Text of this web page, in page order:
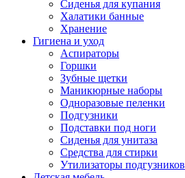
Сиденья для купания
Халатики банные
Хранение
Гигиена и уход
Аспираторы
Горшки
Зубные щетки
Маникюрные наборы
Одноразовые пеленки
Подгузники
Подставки под ноги
Сиденья для унитаза
Средства для стирки
Утилизаторы подгузников